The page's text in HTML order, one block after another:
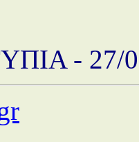
- 27/